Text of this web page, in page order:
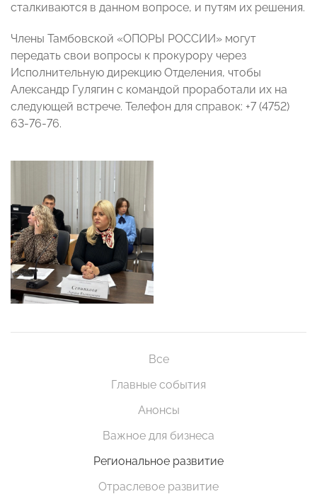
сталкиваются в данном вопросе, и путям их решения.
Члены Тамбовской «ОПОРЫ РОССИИ» могут
передать свои вопросы к прокурору через
Исполнительную дирекцию Отделения, чтобы
Александр Гулягин с командой проработали их на
следующей встрече. Телефон для справок: +7 (4752)
63-76-76.
Все
Главные события
Анонсы
Важное для бизнеса
Региональное развитие
Отраслевое развитие